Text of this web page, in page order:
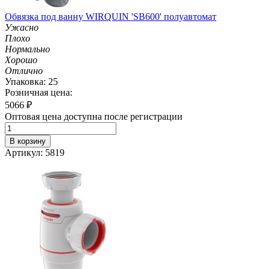
Обвязка под ванну WIRQUIN 'SB600' полуавтомат
Ужасно
Плохо
Нормально
Хорошо
Отлично
Упаковка: 25
Розничная цена:
5066 ₽
Оптовая цена доступна после регистрации
В корзину
Артикул: 5819